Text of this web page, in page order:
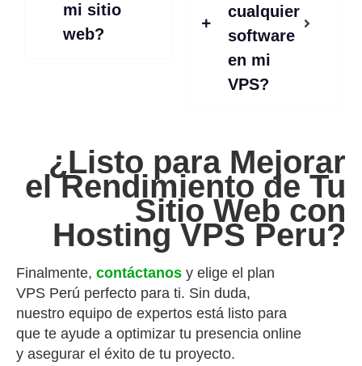
mi sitio
web?
cualquier
software
en mi
VPS?
¿Listo para Mejorar
el Rendimiento de Tu
Sitio Web con
Hosting VPS Peru?
Finalmente, contáctanos y elige el plan
VPS Perú perfecto para ti. Sin duda,
nuestro equipo de expertos está listo para
que te ayude a optimizar tu presencia online
y asegurar el éxito de tu proyecto.